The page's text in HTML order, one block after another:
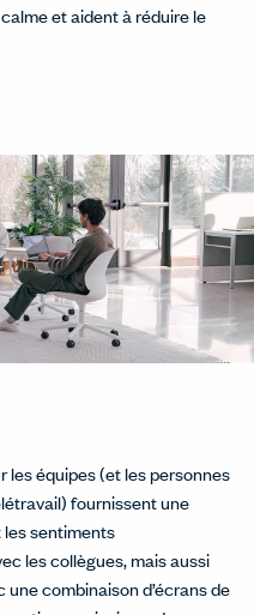
et aident à réduire le
équipes (et les personnes
fournissent une
sentiments
les collègues, mais aussi
combinaison d’écrans de